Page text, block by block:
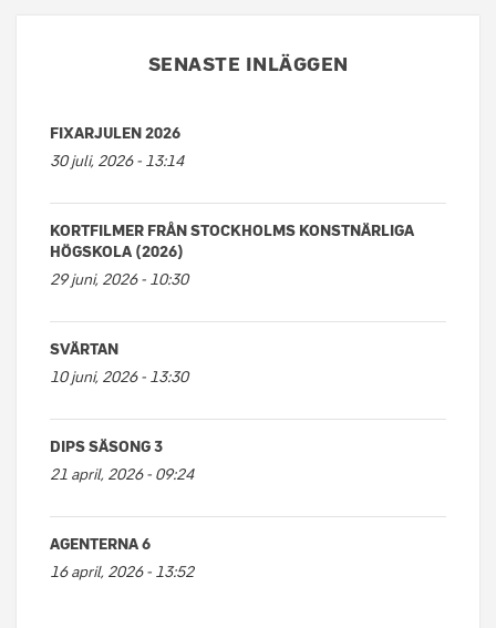
SENASTE INLÄGGEN
FIXARJULEN 2026
30 juli, 2026 - 13:14
KORTFILMER FRÅN STOCKHOLMS KONSTNÄRLIGA
HÖGSKOLA (2026)
29 juni, 2026 - 10:30
SVÄRTAN
10 juni, 2026 - 13:30
DIPS SÄSONG 3
21 april, 2026 - 09:24
AGENTERNA 6
16 april, 2026 - 13:52